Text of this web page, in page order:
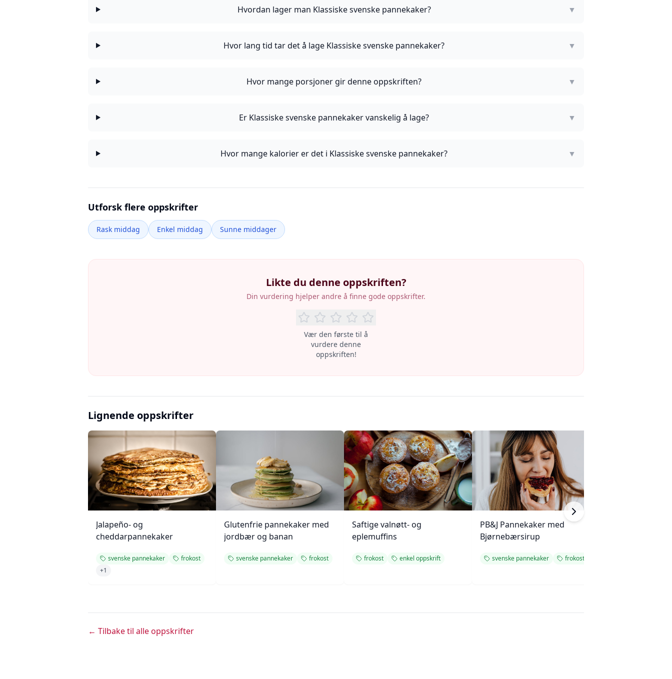
Hvordan lager man Klassiske svenske pannekaker? ▼
Hvor lang tid tar det å lage Klassiske svenske pannekaker? ▼
Hvor mange porsjoner gir denne oppskriften? ▼
Er Klassiske svenske pannekaker vanskelig å lage? ▼
Hvor mange kalorier er det i Klassiske svenske pannekaker? ▼
Utforsk flere oppskrifter
Rask middag Enkel middag Sunne middager
Likte du denne oppskriften?
Din vurdering hjelper andre å finne gode oppskrifter.
Vær den første til å
vurdere denne
oppskriften!
Lignende oppskrifter
Jalapeño- og
cheddarpannekaker
svenske pannekaker
frokost
+1
Glutenfrie pannekaker med
jordbær og banan
svenske pannekaker frokost
Saftige valnøtt- og
eplemuffins
frokost enkel oppskrift
PB&J Pannekaker med
Bjørnebærsirup
svenske pannekaker frokost
← Tilbake til alle oppskrifter